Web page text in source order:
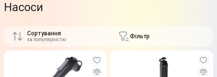
Насоси
Сортування
за популярністю Фільтр